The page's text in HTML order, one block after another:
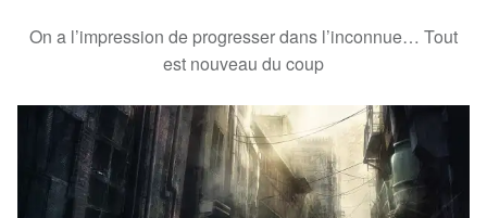
On a l’impression de progresser dans l’inconnue… Tout
est nouveau du coup